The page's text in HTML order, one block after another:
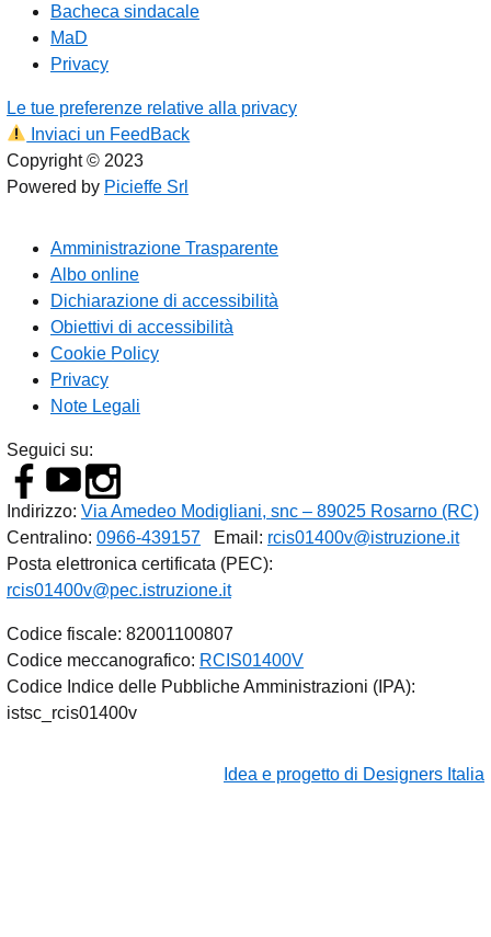
Bacheca sindacale
MaD
Privacy
Le tue preferenze relative alla privacy
Inviaci un FeedBack
Copyright © 2023
Powered by Picieffe Srl
Amministrazione Trasparente
Albo online
Dichiarazione di accessibilità
Obiettivi di accessibilità
Cookie Policy
Privacy
Note Legali
Seguici su:
Indirizzo: Via Amedeo Modigliani, snc – 89025 Rosarno (RC)
Centralino: 0966-439157 Email: rcis01400v@istruzione.it
Posta elettronica certificata (PEC):
rcis01400v@pec.istruzione.it
Codice fiscale: 82001100807
Codice meccanografico: RCIS01400V
Codice Indice delle Pubbliche Amministrazioni (IPA):
istsc_rcis01400v
Idea e progetto di Designers Italia